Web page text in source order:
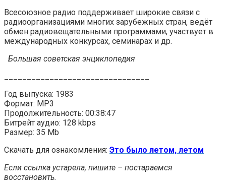
Всесоюзное радио поддерживает широкие связи с
радиоорганизациями многих зарубежных стран, ведёт
обмен радиовещательными программами, участвует в
международных конкурсах, семинарах и др.
Большая советская энциклопедия
Год выпуска: 1983
Формат: MP3
Продолжительность: 00:38:47
Битрейт аудио: 128 kbps
Размер: 35 Mb
Скачать для ознакомления: Это было летом, летом
Если ссылка устарела, пишите – постараемся
восстановить.